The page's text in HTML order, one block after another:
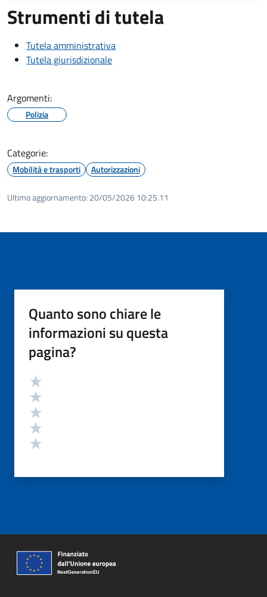
Strumenti di tutela
Tutela amministrativa
Tutela giurisdizionale
Argomenti:
Polizia
Categorie:
Mobilità e trasporti Autorizzazioni
Ultimo aggiornamento: 20/05/2026 10:25.11
Quanto sono chiare le
informazioni su questa
pagina?
Valutazione